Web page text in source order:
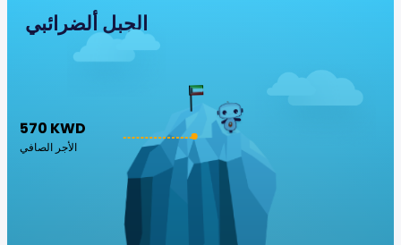
الجبل ألضرائبي
570 KWD
الأجر الصافي